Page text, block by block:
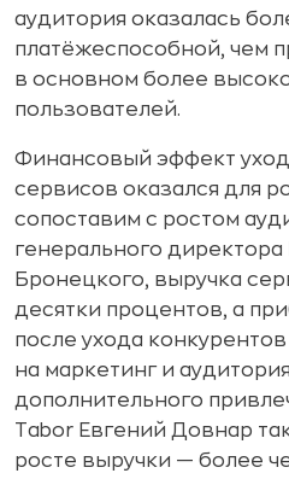
аудитория оказалась
платёжеспособной, чем
в основном более
пользователей.
Финансовый эффект
сервисов оказался для
сопоставим с ростом
генерального директора
Бронецкого, выручка
десятки процентов, а
после ухода
на маркетинг и
дополнительного
Tabor Евгений Довнар
росте выручки — более